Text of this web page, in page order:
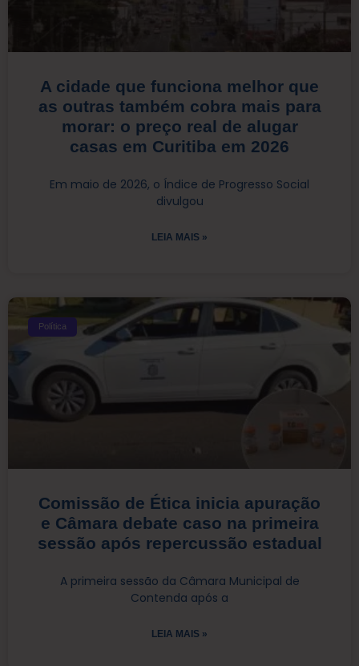
A cidade que funciona melhor que
as outras também cobra mais para
morar: o preço real de alugar
casas em Curitiba em 2026
Em maio de 2026, o Índice de Progresso Social
divulgou
LEIA MAIS »
Política
Comissão de Ética inicia apuração
e Câmara debate caso na primeira
sessão após repercussão estadual
A primeira sessão da Câmara Municipal de
Contenda após a
LEIA MAIS »